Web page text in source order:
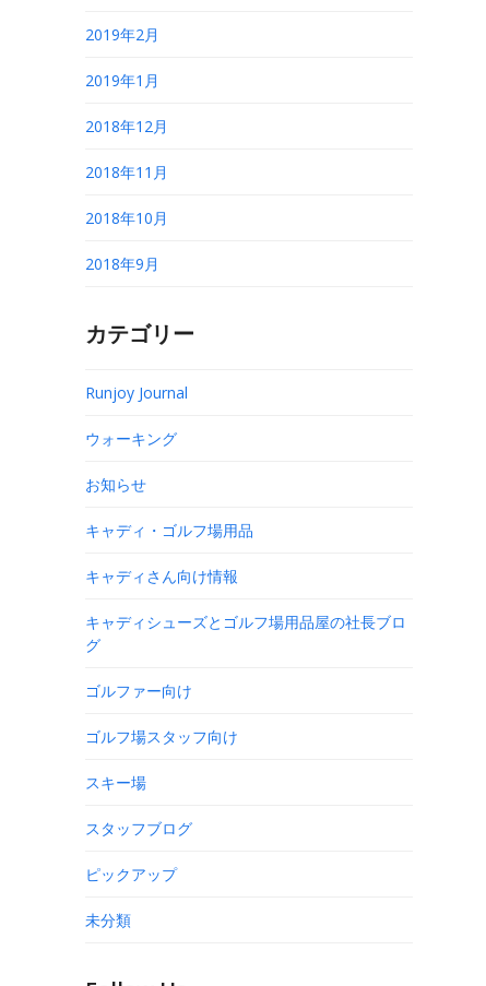
2019年2月
2019年1月
2018年12月
2018年11月
2018年10月
2018年9月
カテゴリー
Runjoy Journal
ウォーキング
お知らせ
キャディ・ゴルフ場用品
キャディさん向け情報
キャディシューズとゴルフ場用品屋の社長ブロ
グ
ゴルファー向け
ゴルフ場スタッフ向け
スキー場
スタッフブログ
ピックアップ
未分類